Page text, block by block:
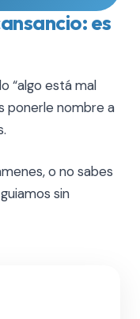
es
“algo está mal
ponerle nombre a
o no sabes
sin